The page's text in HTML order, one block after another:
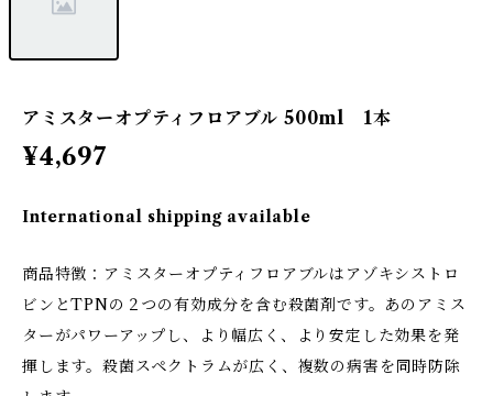
アミスターオプティフロアブル 500ml 1本
¥4,697
International shipping available
商品特徴：アミスターオプティフロアブルはアゾキシストロ
ビンとTPNの２つの有効成分を含む殺菌剤です。あのアミス
ターがパワーアップし、より幅広く、より安定した効果を発
揮します。殺菌スペクトラムが広く、複数の病害を同時防除